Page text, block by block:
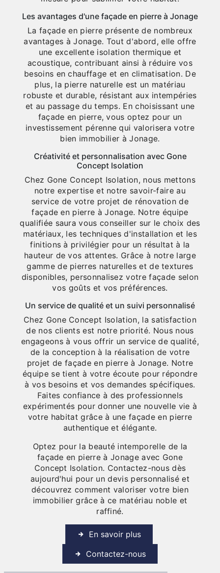
Les avantages d'une façade en pierre à Jonage
La façade en pierre présente de nombreux
avantages à Jonage. Tout d'abord, elle offre
une excellente isolation thermique et
acoustique, contribuant ainsi à réduire vos
besoins en chauffage et en climatisation. De
plus, la pierre naturelle est un matériau
robuste et durable, résistant aux intempéries
et au passage du temps. En choisissant une
façade en pierre, vous optez pour un
investissement pérenne qui valorisera votre
bien immobilier à Jonage.
Créativité et personnalisation avec Gone
Concept Isolation
Chez Gone Concept Isolation, nous mettons
notre expertise et notre savoir-faire au
service de votre projet de rénovation de
façade en pierre à Jonage. Notre équipe
qualifiée saura vous conseiller sur le choix des
matériaux, les techniques d'installation et les
finitions à privilégier pour un résultat à la
hauteur de vos attentes. Grâce à notre large
gamme de pierres naturelles et de textures
disponibles, personnalisez votre façade selon
vos goûts et vos préférences.
Un service de qualité et un suivi personnalisé
Chez Gone Concept Isolation, la satisfaction
de nos clients est notre priorité. Nous nous
engageons à vous offrir un service de qualité,
de la conception à la réalisation de votre
projet de façade en pierre à Jonage. Notre
équipe se tient à votre écoute pour répondre
à vos besoins et vos demandes spécifiques.
Faites confiance à des professionnels
expérimentés pour donner une nouvelle vie à
votre habitat grâce à une façade en pierre
authentique et élégante.
Optez pour la beauté intemporelle de la
façade en pierre à Jonage avec Gone
Concept Isolation. Contactez-nous dès
aujourd'hui pour un devis personnalisé et
découvrez comment valoriser votre bien
immobilier grâce à ce matériau noble et
raffiné.
En savoir plus
Contactez-nous